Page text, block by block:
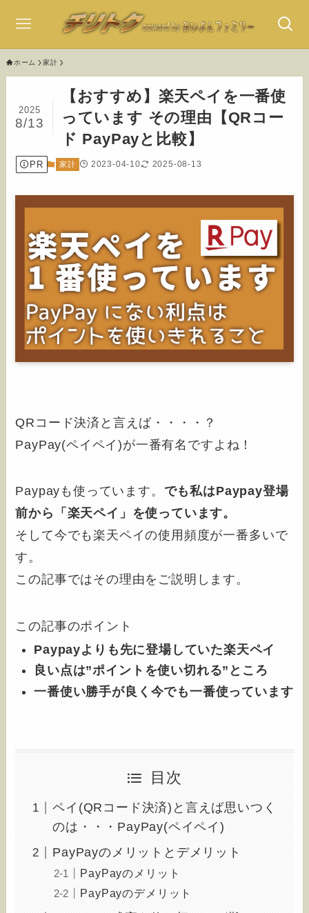
ホーム 家計
【おすすめ】楽天ペイを一番使
っています その理由【QRコー
ド PayPayと比較】
2025
8/13
PR 家計 2023-04-10 2025-08-13
QRコード決済と言えば・・・・？
PayPay(ペイペイ)が一番有名ですよね！
Paypayも使っています。 でも私はPaypay登場
前から「楽天ペイ」を使っています。
そして今でも楽天ペイの使用頻度が一番多いで
す。
この記事ではその理由をご説明します。
この記事のポイント
Paypayよりも先に登場していた楽天ペイ
良い点は”ポイントを使い切れる”ところ
一番使い勝手が良く今でも一番使っています
目次
ペイ(QRコード決済)と言えば思いつく
のは・・・PayPay(ペイペイ)
PayPayのメリットとデメリット
PayPayのメリット
PayPayのデメリット